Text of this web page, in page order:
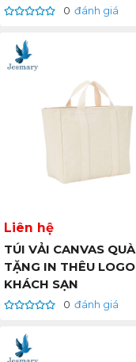
0 đánh giá
Liên hệ
TÚI VẢI CANVAS QUÀ
TẶNG IN THÊU LOGO
KHÁCH SẠN
0 đánh giá